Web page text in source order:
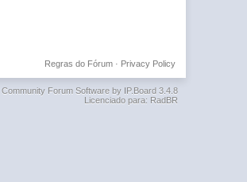
Privacy Policy
Regras do Fórum·
Community Forum Software by IP.Board 3.4.8
Licenciado para: RadBR